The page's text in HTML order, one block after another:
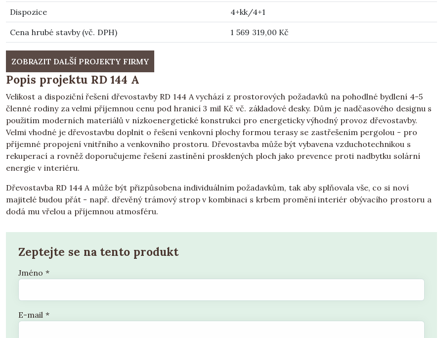
Dispozice 4+kk/4+1
Cena hrubé stavby (vč. DPH) 1 569 319,00 Kč
ZOBRAZIT DALŠÍ PROJEKTY FIRMY
Popis projektu RD 144 A
Velikost a dispoziční řešení dřevostavby RD 144 A vychází z prostorových požadavků na pohodlné bydlení 4-5
členné rodiny za velmi příjemnou cenu pod hranicí 3 mil Kč vč. základové desky. Dům je nadčasového designu s
použitím moderních materiálů v nízkoenergetické konstrukci pro energeticky výhodný provoz dřevostavby.
Velmi vhodné je dřevostavbu doplnit o řešení venkovní plochy formou terasy se zastřešením pergolou - pro
příjemné propojení vnitřního a venkovního prostoru. Dřevostavba může být vybavena vzduchotechnikou s
rekuperací a rovněž doporučujeme řešení zastínění prosklených ploch jako prevence proti nadbytku solární
energie v interiéru.
Dřevostavba RD 144 A může být přizpůsobena individuálním požadavkům, tak aby splňovala vše, co si noví
majitelé budou přát - např. dřevěný trámový strop v kombinaci s krbem promění interiér obývacího prostoru a
dodá mu vřelou a příjemnou atmosféru.
Zeptejte se na tento produkt
Jméno *
E-mail *